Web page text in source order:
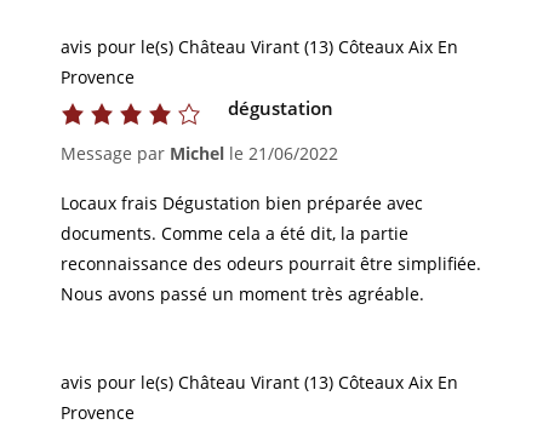
avis pour le(s) Château Virant (13) Côteaux Aix En
Provence
dégustation
Message par Michel le 21/06/2022
Locaux frais Dégustation bien préparée avec
documents. Comme cela a été dit, la partie
reconnaissance des odeurs pourrait être simplifiée.
Nous avons passé un moment très agréable.
avis pour le(s) Château Virant (13) Côteaux Aix En
Provence